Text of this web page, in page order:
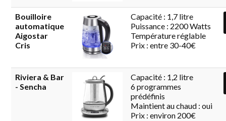
Bouilloire
automatique
Aigostar
Cris
Capacité : 1,7 litre
Puissance : 2200 Watts
Température réglable
Prix : entre 30-40€
Riviera & Bar
- Sencha
Capacité : 1,2 litre
6 programmes
prédéfinis
Maintient au chaud : oui
Prix : environ 200€